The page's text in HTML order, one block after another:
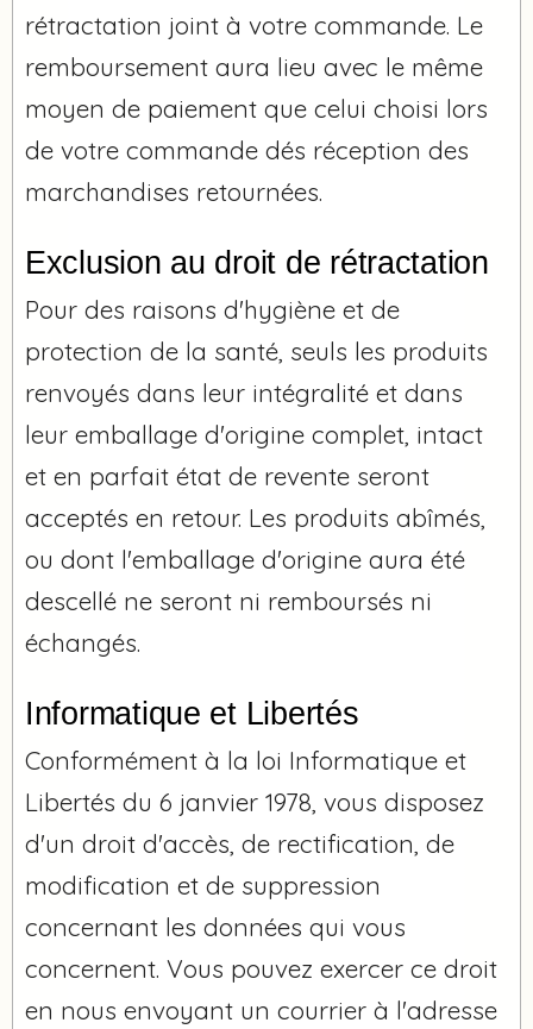
rétractation joint à votre commande. Le
remboursement aura lieu avec le même
moyen de paiement que celui choisi lors
de votre commande dés réception des
marchandises retournées.
Exclusion au droit de rétractation
Pour des raisons d'hygiène et de
protection de la santé, seuls les produits
renvoyés dans leur intégralité et dans
leur emballage d'origine complet, intact
et en parfait état de revente seront
acceptés en retour. Les produits abîmés,
ou dont l'emballage d'origine aura été
descellé ne seront ni remboursés ni
échangés.
Informatique et Libertés
Conformément à la loi Informatique et
Libertés du 6 janvier 1978, vous disposez
d'un droit d'accès, de rectification, de
modification et de suppression
concernant les données qui vous
concernent. Vous pouvez exercer ce droit
en nous envoyant un courrier à l'adresse